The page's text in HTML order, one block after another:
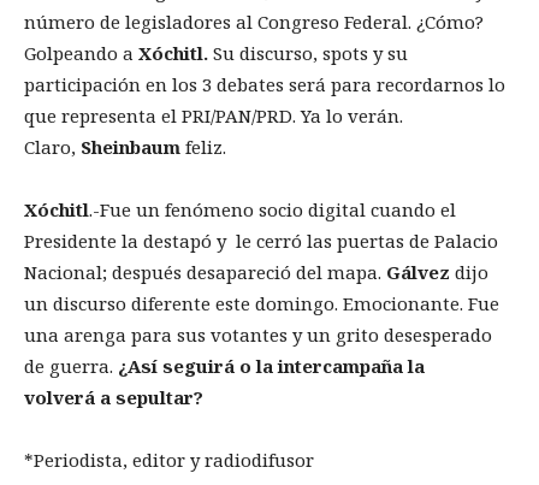
número de legisladores al Congreso Federal. ¿Cómo?
Golpeando a Xóchitl. Su discurso, spots y su
participación en los 3 debates será para recordarnos lo
que representa el PRI/PAN/PRD. Ya lo verán.
Claro, Sheinbaum feliz.
Xóchitl.-Fue un fenómeno socio digital cuando el
Presidente la destapó y le cerró las puertas de Palacio
Nacional; después desapareció del mapa. Gálvez dijo
un discurso diferente este domingo. Emocionante. Fue
una arenga para sus votantes y un grito desesperado
de guerra. ¿Así seguirá o la intercampaña la
volverá a sepultar?
*Periodista, editor y radiodifusor